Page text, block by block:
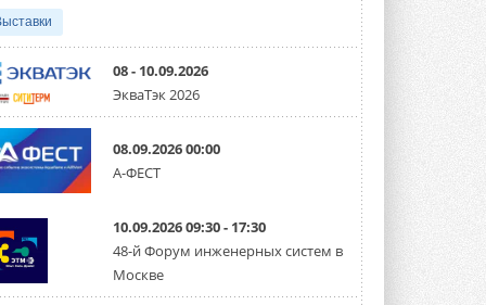
Mitsubishi расширяет
направление систем
охлаждения для ЦОД
компанию MEHITS US Inc. ...
31 ИЮЛЯ 2026
иностранных инверторов
28 июля 2026 года Федеральная
комиссия по связи США (FCC) обновила
свой специальный перечень Covered ...
31 ИЮЛЯ 2026
08 - 10.09.2026
ЭкваТэк 2026
08.09.2026 00:00
А-ФЕСТ
10.09.2026 09:30 - 17:30
48-й Форум инженерных систем в
Москве